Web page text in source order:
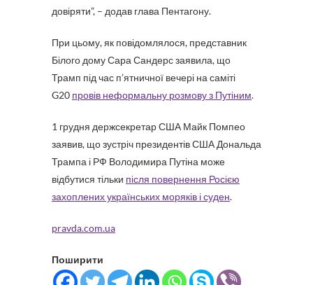
довіряти”, – додав глава Пентагону.
При цьому, як повідомлялося, представник
Білого дому Сара Сандерс заявила, що
Трамп під час п’ятничної вечері на саміті
G20 провів неформальну розмову з Путіним.
1 грудня держсекретар США Майк Помпео
заявив, що зустріч президентів США Дональда
Трампа і РФ Володимира Путіна може
відбутися тільки після повернення Росією
захоплених українських моряків і суден.
pravda.com.ua
Поширити